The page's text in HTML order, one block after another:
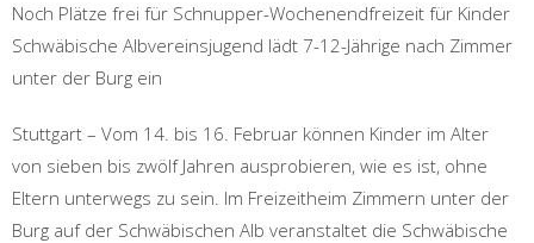
Noch Plätze frei für Schnupper-Wochenendfreizeit für Kinder
Schwäbische Albvereinsjugend lädt 7-12-Jährige nach Zimmer
unter der Burg ein
Stuttgart – Vom 14. bis 16. Februar können Kinder im Alter
von sieben bis zwölf Jahren ausprobieren, wie es ist, ohne
Eltern unterwegs zu sein. Im Freizeitheim Zimmern unter der
Burg auf der Schwäbischen Alb veranstaltet die Schwäbische